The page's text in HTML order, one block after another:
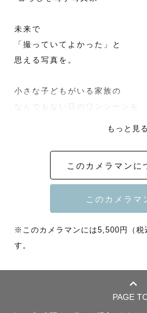
未来で
「撮っていてよかった」と
思える写真を。
小さな子どもがいる家族の
その時は普通の瞬間でも、
かけがえのない記憶になる。
そんな写真を
届けたいと思っています。
※1歳児育児中につき注意事項※
もっと見る
このカメラマンに
※このカメラマンには5,500円（税
す。
PAGE